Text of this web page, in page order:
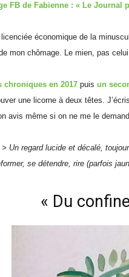
FB de Fabienne : « Le Journal
licenciée économique de la
mon chômage. Le mien, pas
chroniques en 2017 puis un
une licorne à deux têtes.
avis même si on ne me le
Un regard lucide et décalé,
se détendre, rire (parfois
« Du